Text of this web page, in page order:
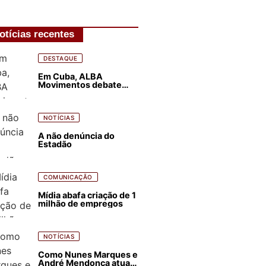
recentes
DESTAQUE
Em Cuba, ALBA
Movimentos debate
NOTÍCIAS
A não denúncia do
Estadão
COMUNICAÇÃO
Mídia abafa criação de 1
milhão de empregos
NOTÍCIAS
Como Nunes Marques e
André Mendonça atuam